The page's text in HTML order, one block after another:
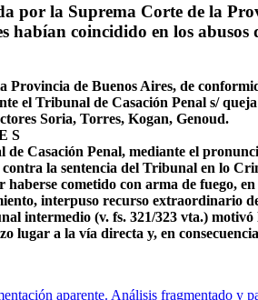
por la Suprema Corte de la
habían coincidido en los
Provincia de Buenos Aires, de
el Tribunal de Casación Penal s/
Soria, Torres, Kogan, Genoud.
S
Casación Penal, mediante el
la sentencia del Tribunal en lo
cometido con arma de fuego,
interpuso recurso extraordinario
intermedio (v. fs. 321/323 vta.)
lugar a la vía directa y, en
aparente. Análisis fragmentado y